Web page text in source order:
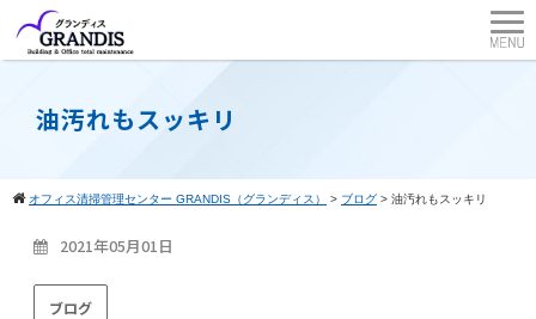
油汚れもスッキリ
オフィス清掃管理センター GRANDIS（グランディス） > ブログ > 油汚れもスッキリ
2021年05月01日
ブログ